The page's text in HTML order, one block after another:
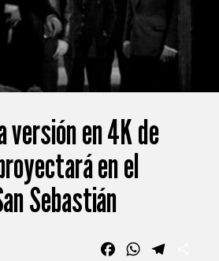
versión en 4K de
en el
Sebastián
FacebookWhatsApp